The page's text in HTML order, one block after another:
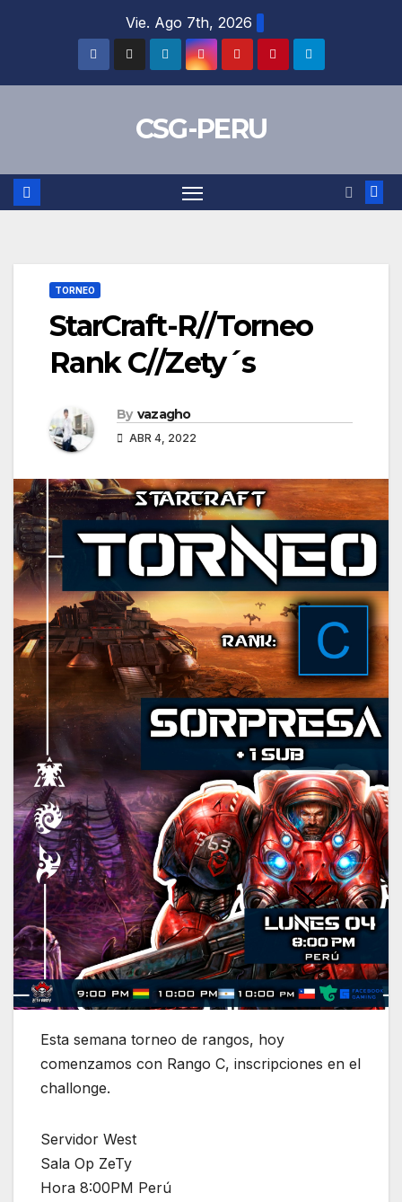
Vie. Ago 7th, 2026
CSG-PERU
TORNEO
StarCraft-R//Torneo
Rank C//Zety´s
By vazagho
ABR 4, 2022
Esta semana torneo de rangos, hoy
comenzamos con Rango C, inscripciones en el
challonge.
Servidor West
Sala Op ZeTy
Hora 8:00PM Perú